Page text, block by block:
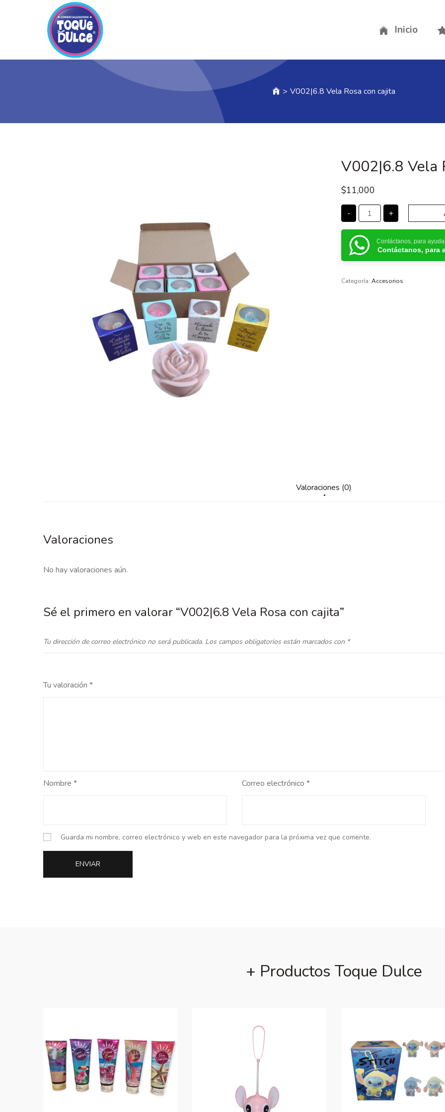
Inicio
> V002|6.8 Vela Rosa con cajita
V002|6.8 Vela
$11,000
- +
Contáctanos, para
Contáctanos, para
Categoría: Accesorios
Valoraciones (0)
Valoraciones
No hay valoraciones aún.
Sé el primero en valorar “V002|6.8 Vela Rosa con cajita”
Tu dirección de correo electrónico no será publicada. Los campos obligatorios están marcados con *
Tu valoración *
Nombre * Correo electrónico *
Guarda mi nombre, correo electrónico y web en este navegador para la próxima vez que comente.
+ Productos Toque Dulce